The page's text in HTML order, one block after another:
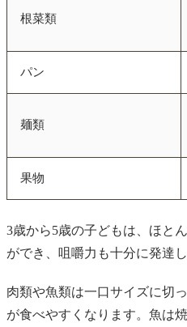
根菜類
パン
麺類
果物
3歳から5歳の子どもは、ほと
ができ、咀嚼力も十分に発達し
肉類や魚類は一口サイズに切
が食べやすくなります。魚は